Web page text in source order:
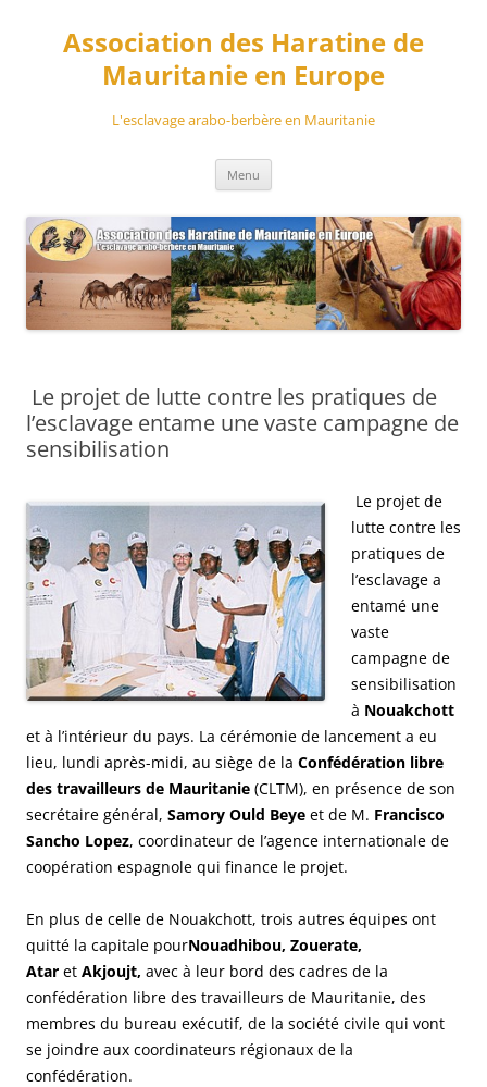
contenuAssociation des Haratine de
Mauritanie en Europe
L'esclavage arabo-berbère en Mauritanie
Menu
Le projet de lutte contre les pratiques de
l’esclavage entame une vaste campagne de
sensibilisation
Le projet de
lutte contre les
pratiques de
l’esclavage a
entamé une
vaste
campagne de
sensibilisation
à Nouakchott
et à l’intérieur du pays. La cérémonie de lancement a eu
lieu, lundi après-midi, au siège de la Confédération libre
des travailleurs de Mauritanie (CLTM), en présence de son
secrétaire général, Samory Ould Beye et de M. Francisco
Sancho Lopez, coordinateur de l’agence internationale de
coopération espagnole qui finance le projet.
En plus de celle de Nouakchott, trois autres équipes ont
quitté la capitale pourNouadhibou, Zouerate,
Atar et Akjoujt, avec à leur bord des cadres de la
confédération libre des travailleurs de Mauritanie, des
membres du bureau exécutif, de la société civile qui vont
se joindre aux coordinateurs régionaux de la
confédération.